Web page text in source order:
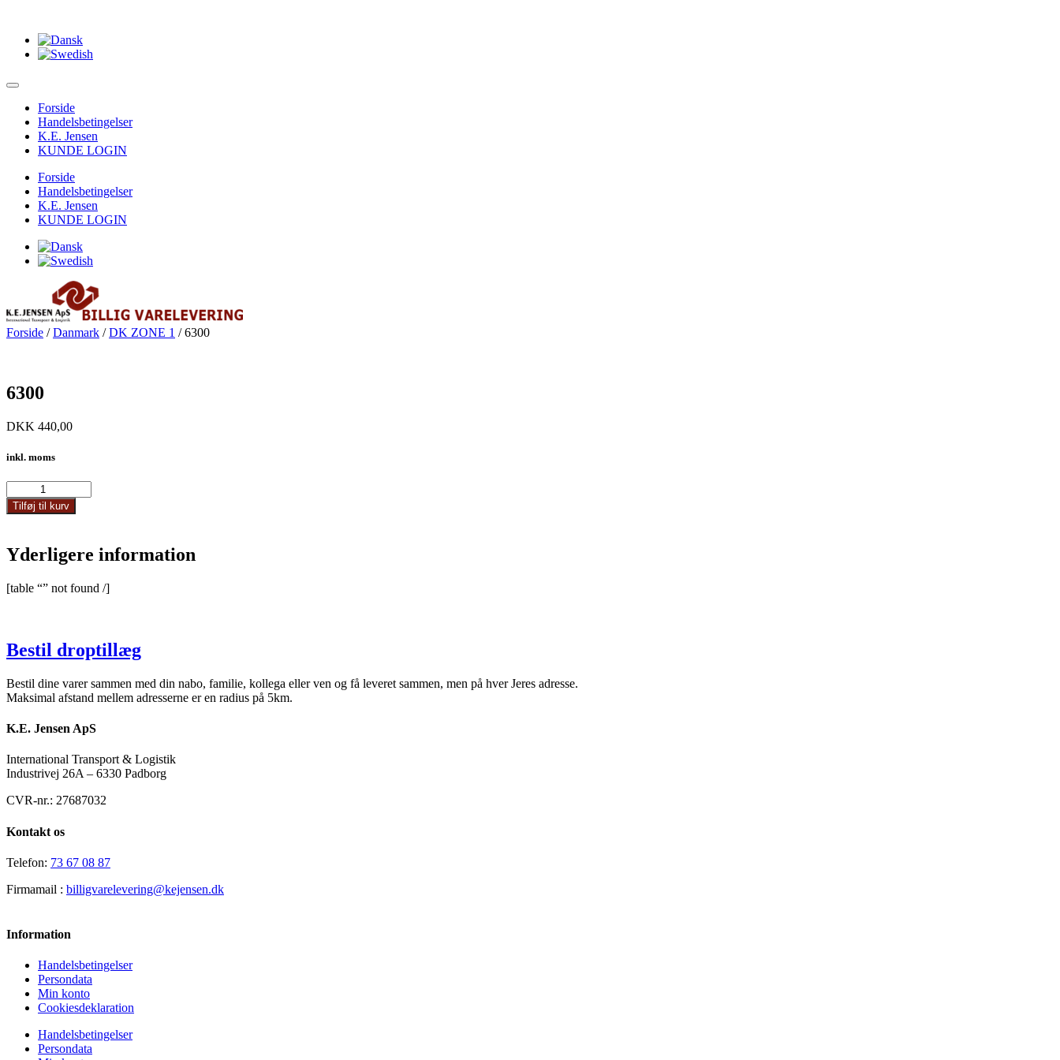
Forside
Handelsbetingelser
K.E. Jensen
KUNDE LOGIN
Forside
Handelsbetingelser
K.E. Jensen
KUNDE LOGIN
Forside /Danmark /DK ZONE 1 / 6300
6300
DKK 440,00
inkl. moms
antal
Tilføj til kurv
Yderligere information
[table “” not found /]
Bestil droptillæg
Bestil dine varer sammen med din nabo, familie, kollega eller ven og få leveret sammen, men på hver Jeres adresse.
Maksimal afstand mellem adresserne er en radius på 5km.
K.E. Jensen ApS
International Transport & Logistik
Industrivej 26A – 6330 Padborg
CVR-nr.: 27687032
Kontakt os
Telefon: 73 67 08 87
Firmamail : billigvarelevering@kejensen.dk
Information
Handelsbetingelser
Persondata
Min konto
Cookiesdeklaration
Handelsbetingelser
Persondata